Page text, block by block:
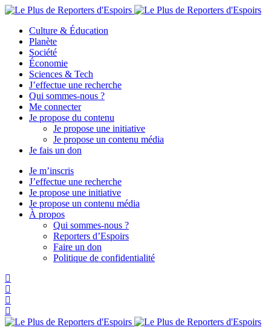
Culture & Éducation
Planète
Société
Économie
Sciences & Tech
J’effectue une recherche
Qui sommes-nous ?
Me connecter
Je propose du contenu
Je propose une initiative
Je propose un contenu média
Je fais un don
Je m’inscris
J’effectue une recherche
Je propose une initiative
Je propose un contenu média
À propos
Qui sommes-nous ?
Reporters d’Espoirs
Faire un don
Politique de confidentialité